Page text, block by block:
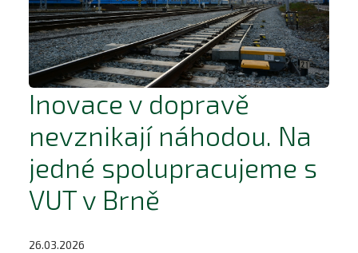
Inovace v dopravě
nevznikají náhodou. Na
jedné spolupracujeme s
VUT v Brně
26.03.2026